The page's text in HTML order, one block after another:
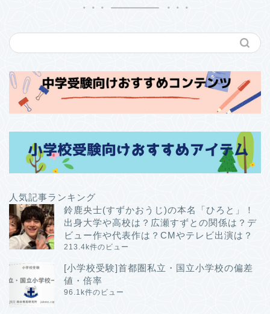
人気記事ランキング
鈴鹿央士(すずかおうじ)の本名「ひろと」！
出身大学や高校は？広瀬すずとの関係は？デ
ビュー作や代表作は？CMやテレビ出演は？
213.4k件のビュー
[小学校受験]首都圏私立・国立小学校の偏差
値・倍率
96.1k件のビュー